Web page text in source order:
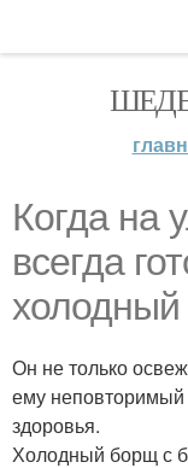
Когда на
всегда
Он не только
ему неповторимый
здоровья.
Холодный борщ с